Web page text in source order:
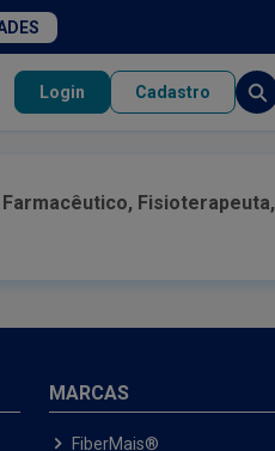
Login Cadastro
Fisioterapeuta,
MARCAS
FiberMais®